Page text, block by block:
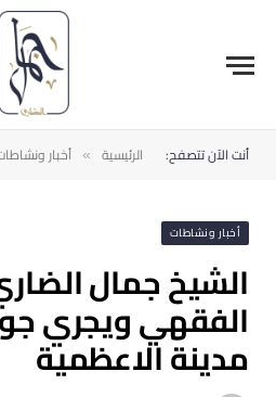
أنت الآن تتصفح: الرئيسية » أخبار
أخبار ونشاطات
الشيخ جمال
الفقهي ويجري
مدينة الاعظمية